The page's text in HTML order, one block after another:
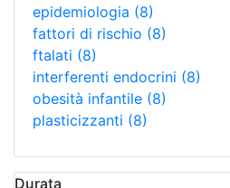
epidemiologia (8)
fattori di rischio (8)
ftalati (8)
interferenti endocrini (8)
obesità infantile (8)
plasticizzanti (8)
Durata